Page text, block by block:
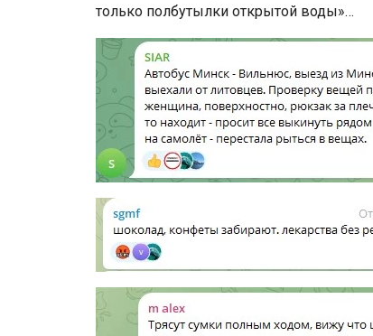
только полбутылки открытой воды»…